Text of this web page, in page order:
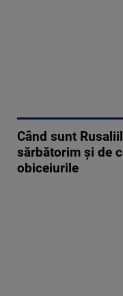
Când sunt
sărbătorim și de
obiceiurile